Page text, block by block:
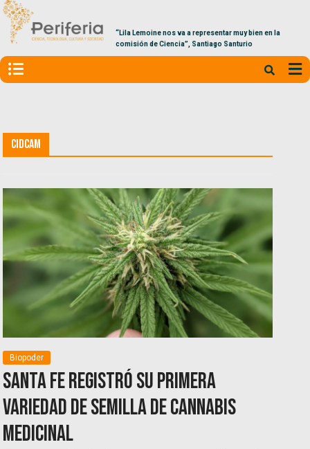
“Lila Lemoine nos va a representar muy bien en la
comisión de Ciencia”, Santiago Santurio
CIDCaM
Biopoder
Santa Fe registró su primera
variedad de semilla de cannabis
medicinal